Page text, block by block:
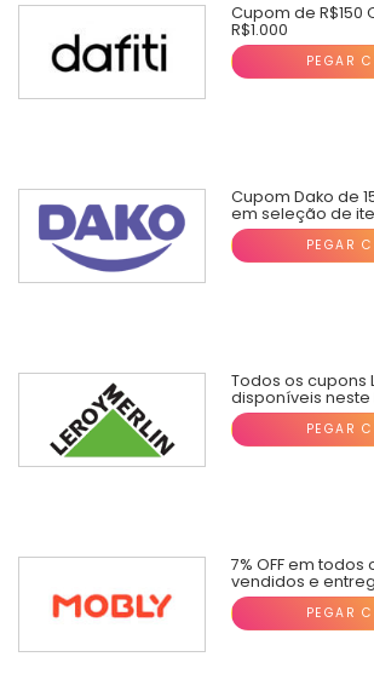
Cupom de R$150
R$1.000
PEGAR
Cupom Dako de
em seleção de
PEGAR
Todos os cupons
disponíveis neste
PEGAR
7% OFF em
vendidos e
PEGAR